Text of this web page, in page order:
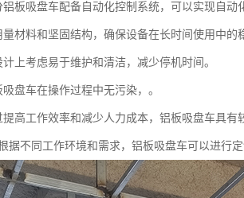
板吸盘车配备自动化控制系统，可以实现自动
材料和坚固结构，确保设备在长时间使用中的
上考虑易于维护和清洁，减少停机时间。
盘车在操作过程中无污染，。
高工作效率和减少人力成本，铝板吸盘车具有
据不同工作环境和需求，铝板吸盘车可以进行定